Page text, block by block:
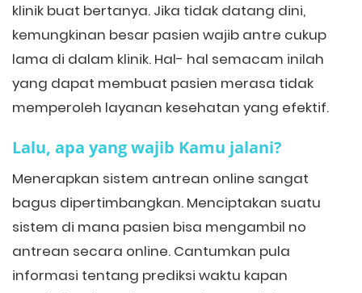
klinik buat bertanya. Jika tidak datang dini,
kemungkinan besar pasien wajib antre cukup
lama di dalam klinik. Hal- hal semacam inilah
yang dapat membuat pasien merasa tidak
memperoleh layanan kesehatan yang efektif.
Lalu, apa yang wajib Kamu jalani?
Menerapkan sistem antrean online sangat
bagus dipertimbangkan. Menciptakan suatu
sistem di mana pasien bisa mengambil no
antrean secara online. Cantumkan pula
informasi tentang prediksi waktu kapan